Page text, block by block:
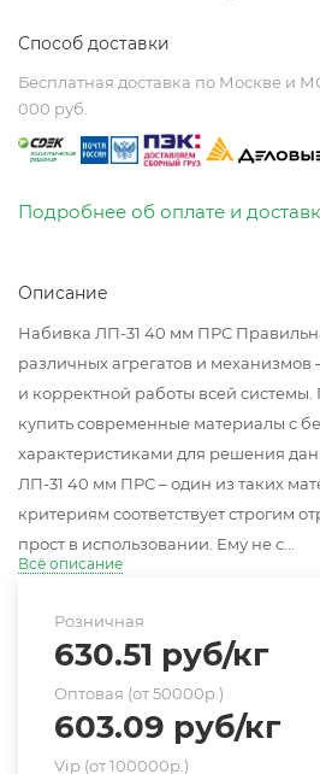
Способ доставки
Бесплатная доставка по Москве и
000 руб.
Подробнее об оплате и
Описание
Набивка ЛП-31 40 мм ПРС
различных агрегатов и механизмов
и корректной работы всей
купить современные материалы с
характеристиками для решения
ЛП-31 40 мм ПРС – один из таких
критериям соответствует строгим
прост в использовании. Ему не с...
Всё описание
Розничная
630.51 руб/кг
Оптовая (от 50000р.)
603.09 руб/кг
Vip (от 100000р.)